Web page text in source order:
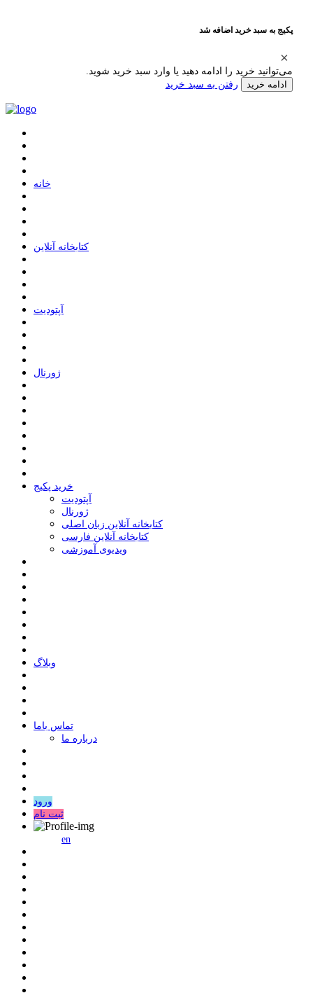
پکیج به سبد خرید اضافه شد
می‌توانید خرید را ادامه دهید یا وارد سبد خرید شوید.
ادامه خرید رفتن به سبد خرید
ﺧﺎﻧﻪ
ﮐﺘﺎﺑﺨﺎﻧﻪ ﺁﻧﻼﯾﻦ
ﺁﭘﺘﻮﺩﯾﺖ
ﮊﻭﺭﻧﺎﻝ
خرید پکیج
ﺁﭘﺘﻮﺩﯾﺖ
ﮊﻭﺭﻧﺎﻝ
کتابخانه آنلاین زبان اصلی
کتابخانه آنلاین فارسی
ویدیوی آموزشی
وبلاگ
ﺗﻤﺎﺱ ﺑﺎﻣﺎ
درباره ما
ورود
ثبت نام
en